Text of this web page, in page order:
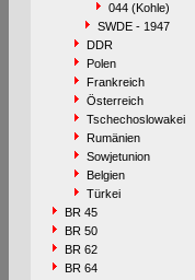
044 (Kohle)
SWDE - 1947
DDR
Polen
Frankreich
Österreich
Tschechoslowakei
Rumänien
Sowjetunion
Belgien
Türkei
BR 45
BR 50
BR 62
BR 64